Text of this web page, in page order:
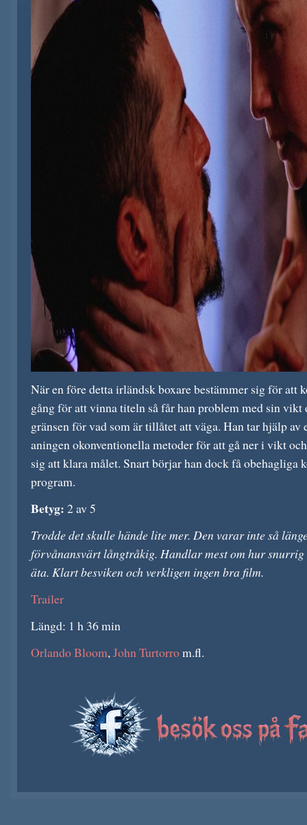
När en före detta irländsk boxare bestämmer sig för att
gång för att vinna titeln så får han problem med sin vikt
gränsen för vad som är tillåtet att väga. Han tar hjälp av
aningen okonventionella metoder för att gå ner i vikt
sig att klara målet. Snart börjar han dock få obehagliga
program.
Betyg: 2 av 5
Trodde det skulle hände lite mer. Den varar inte så
förvånansvärt långtråkig. Handlar mest om hur
äta. Klart besviken och verkligen ingen bra film.
Trailer
Längd: 1 h 36 min
Orlando Bloom,John Turtorrom.fl.